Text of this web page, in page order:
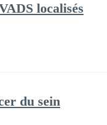
localisés
du sein